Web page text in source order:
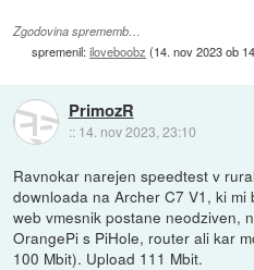
Zgodovina sprememb…
spremenil:iloveboobz (14. nov 2023 ob
PrimozR
:: 14. nov 2023, 23:10
Ravnokar narejen speedtest v
downloada na Archer C7 V1, ki
web vmesnik postane neodziven,
OrangePi s PiHole, router ali kar
100 Mbit). Upload 111 Mbit.